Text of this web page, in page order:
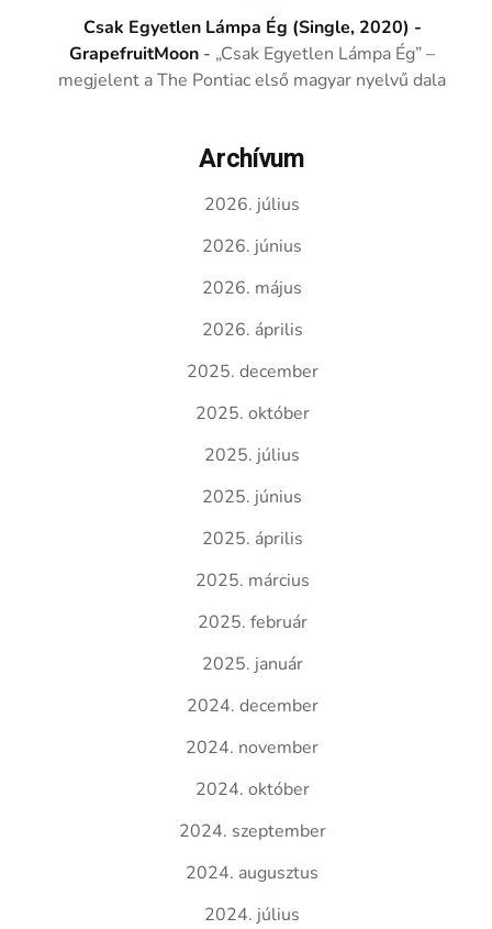
Csak Egyetlen Lámpa Ég (Single, 2020) -
GrapefruitMoon - „Csak Egyetlen Lámpa Ég” –
megjelent a The Pontiac első magyar nyelvű dala
Archívum
2026. július
2026. június
2026. május
2026. április
2025. december
2025. október
2025. július
2025. június
2025. április
2025. március
2025. február
2025. január
2024. december
2024. november
2024. október
2024. szeptember
2024. augusztus
2024. július